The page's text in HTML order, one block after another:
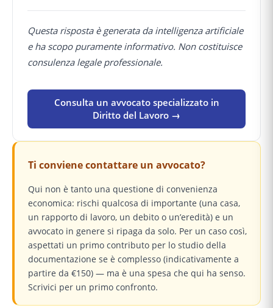
Questa risposta è generata da intelligenza artificiale
e ha scopo puramente informativo. Non costituisce
consulenza legale professionale.
Consulta un avvocato specializzato in
Diritto del Lavoro →
Ti conviene contattare un avvocato?
Qui non è tanto una questione di convenienza
economica: rischi qualcosa di importante (una casa,
un rapporto di lavoro, un debito o un’eredità) e un
avvocato in genere si ripaga da solo. Per un caso così,
aspettati un primo contributo per lo studio della
documentazione se è complesso (indicativamente a
partire da €150) — ma è una spesa che qui ha senso.
Scrivici per un primo confronto.